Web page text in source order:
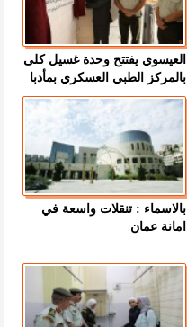
العيسوي يفتتح وحدة غسيل كلى
بالمركز الطبي العسكري بمأدبا
بالاسماء : تنقلات واسعة في
امانة عمان